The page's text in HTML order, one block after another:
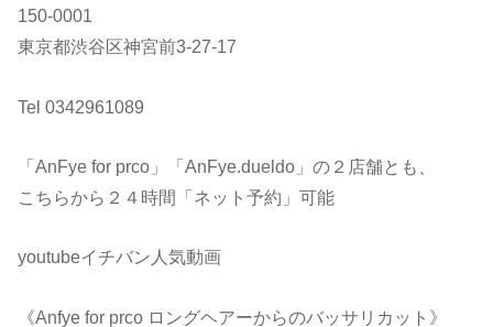
150-0001
東京都渋谷区神宮前3-27-17
Tel 0342961089
「AnFye for prco」「AnFye.dueldo」の２店舗とも、
こちらから２４時間「ネット予約」可能
youtubeイチバン人気動画
《Anfye for prco ロングヘアーからのバッサリカット》